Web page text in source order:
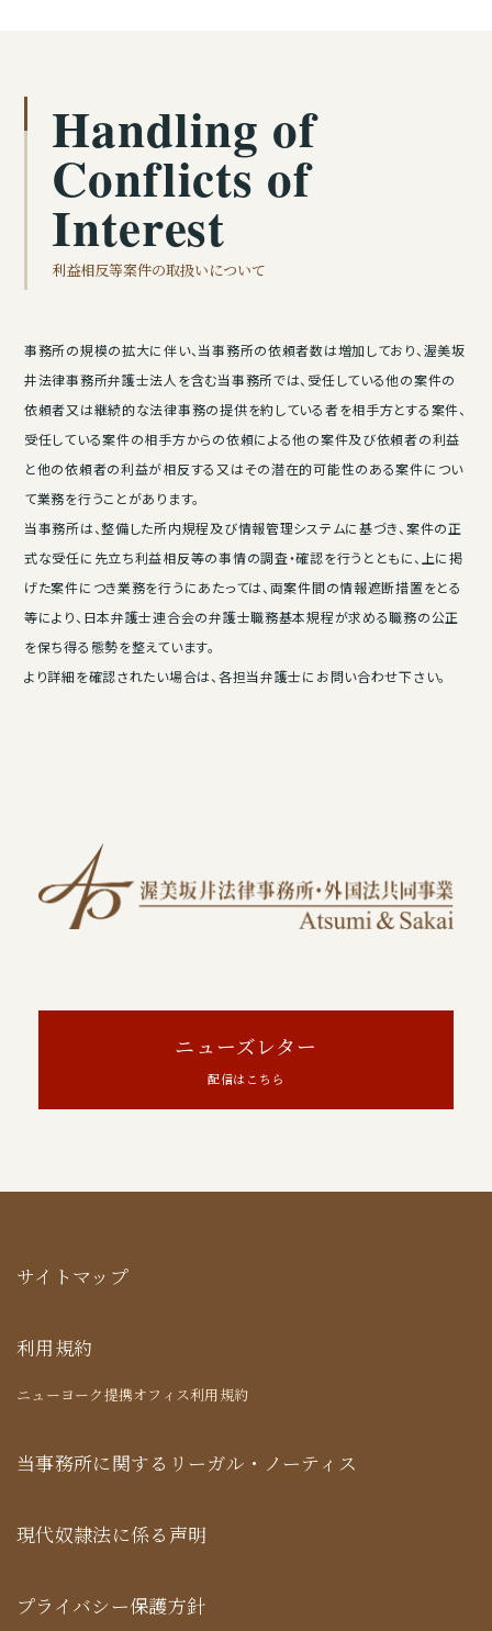
Handling of
Conflicts of
Interest
利益相反等案件の取扱いについて
事務所の規模の拡大に伴い、当事務所の依頼者数は増加しており、渥美坂
井法律事務所弁護士法人を含む当事務所では、受任している他の案件の
依頼者又は継続的な法律事務の提供を約している者を相手方とする案件、
受任している案件の相手方からの依頼による他の案件及び依頼者の利益
と他の依頼者の利益が相反する又はその潜在的可能性のある案件につい
て業務を行うことがあります。
当事務所は、整備した所内規程及び情報管理システムに基づき、案件の正
式な受任に先立ち利益相反等の事情の調査・確認を行うとともに、上に掲
げた案件につき業務を行うにあたっては、両案件間の情報遮断措置をとる
等により、日本弁護士連合会の弁護士職務基本規程が求める職務の公正
を保ち得る態勢を整えています。
より詳細を確認されたい場合は、各担当弁護士にお問い合わせ下さい。
ニューズレター
配信はこちら
サイトマップ
利用規約
ニューヨーク提携オフィス利用規約
当事務所に関するリーガル・ノーティス
現代奴隷法に係る声明
プライバシー保護方針